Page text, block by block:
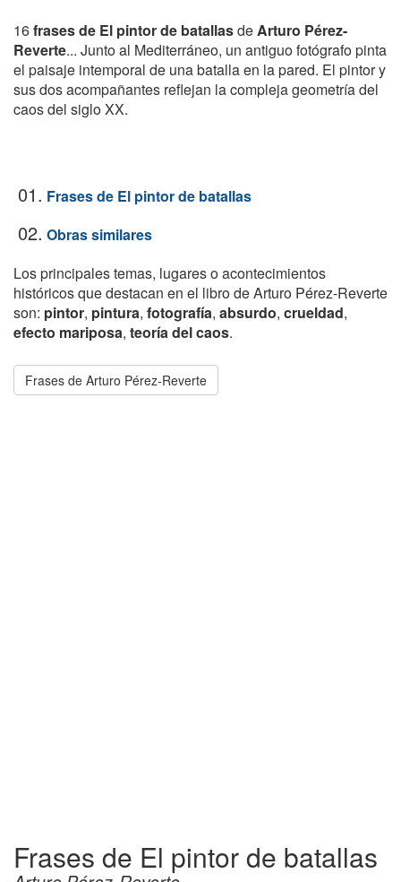
16frases de El pintor de batallasdeArturo Pérez-
Reverte... Junto al Mediterráneo, un antiguo fotógrafo pinta
el paisaje intemporal de una batalla en la pared. El pintor y
sus dos acompañantes reflejan la compleja geometría del
caos del siglo XX.
01. Frases de El pintor de batallas
02. Obras similares
Los principales temas, lugares o acontecimientos
históricos que destacan en el libro de Arturo Pérez-Reverte
son: pintor, pintura, fotografía, absurdo, crueldad,
efecto mariposa, teoría del caos.
Frases de Arturo Pérez-Reverte
Frases de El pintor de batallas